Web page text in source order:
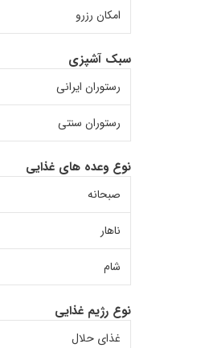
امکان رزرو
سبک آشپزی
رستوران ایرانی
رستوران سنتی
نوع وعده های غذایی
صبحانه
ناهار
شام
نوع رژیم غذایی
غذای حلال